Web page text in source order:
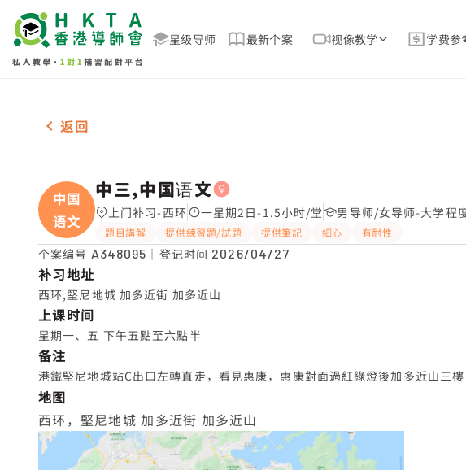
星级导师 最新个案 视像教学 学费参
女-1名 中三,中国语文，西环 补习推介
返回
中国
语文
中三,中国语文
上门补习-西环 一星期2日-1.5小时/堂 男导师/女导师-大学程
題目講解 提供練習題/試題 提供筆記 細心 有耐性
个案编号 A348095 ｜登记时间 2026/04/27
补习地址
西环,堅尼地城 加多近街 加多近山
上课时间
星期一、五 下午五點至六點半
备注
港鐵堅尼地城站C出口左轉直走，看見惠康，惠康對面過紅綠燈後加多近山三樓
地图
西环，堅尼地城 加多近街 加多近山